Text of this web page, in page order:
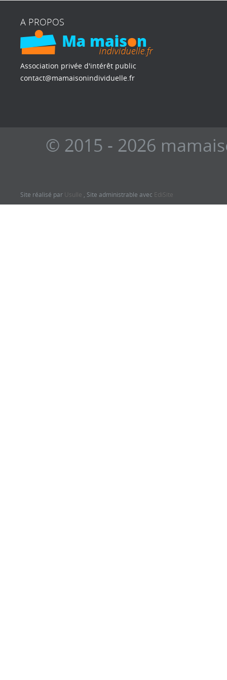
A PROPOS
Association privée d'intérêt public
contact@mamaisonindividuelle.fr
© 2015 - 2026
Site réalisé par Usulle , Site administrable avec EdiSite